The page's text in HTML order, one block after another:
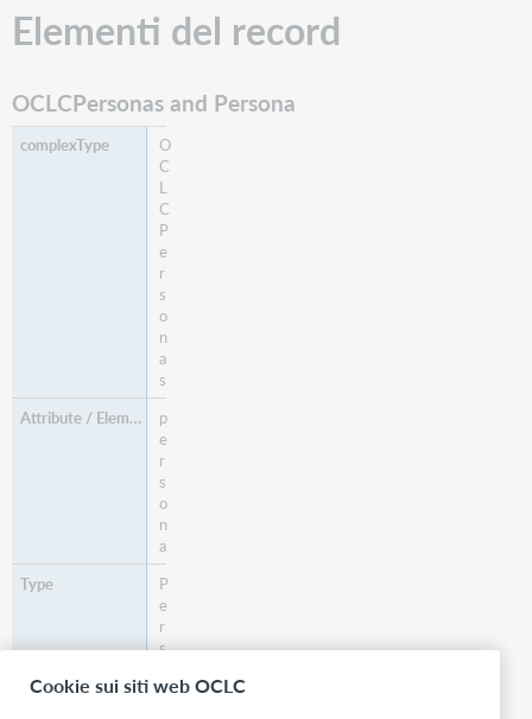
Elementi del record
OCLCPersonas and Persona
O
C
L
C
P
e
r
s
o
n
a
s
p
e
r
s
o
n
a
P
e
r
s
n
Cookie sui siti web OCLC